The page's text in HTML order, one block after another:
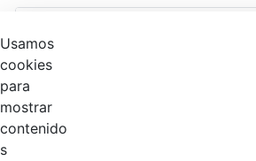
Selección del elemento
Carpetas
Usamos
cookies
para
mostrar
contenido
s